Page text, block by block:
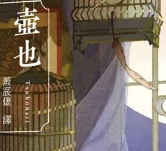
他們所掉落的群星碎片，我們的生活就會無
今日依舊垂掛，照亮著城鎮的夜空。